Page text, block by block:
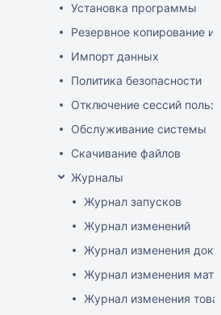
Установка программы
Резервное копирование
Импорт данных
Политика безопасности
Отключение сессий
Обслуживание системы
Скачивание файлов
Журналы
Журнал запусков
Журнал изменений
Журнал изменения
Журнал изменения
Журнал изменения